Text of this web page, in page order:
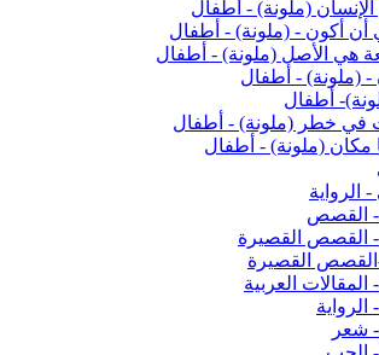
(ملونة) - أطفال
أن أكون - (ملونة) - أطفال
هي الأصل (ملونة) - أطفال
(ملونة) - أطفال
أطفال
في خطر (ملونة) - أطفال
مكان (ملونة) - أطفال
- الرواية
- القصص
- القصص القصيرة
القصص القصيرة
المقالات العربية
الرواية
- شعر